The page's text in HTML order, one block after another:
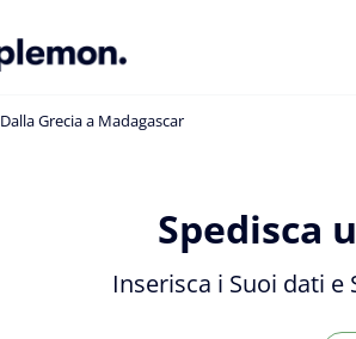
Dalla Grecia a Madagascar
Spedisca
Inserisca i Suoi dati